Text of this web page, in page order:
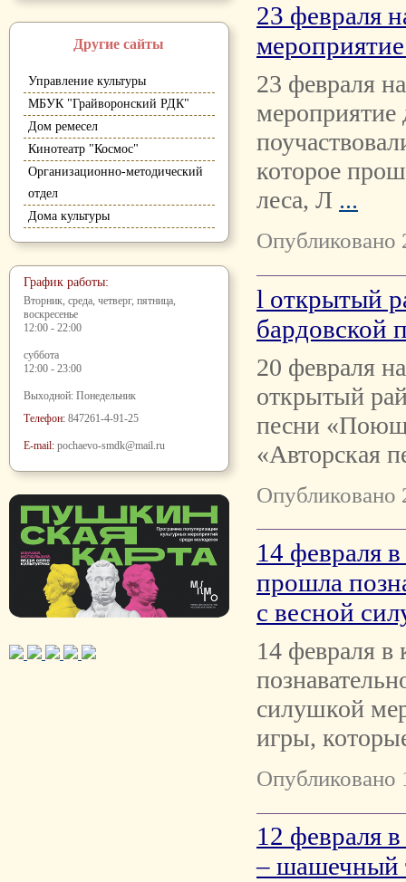
Другие сайты
Управление культуры
МБУК "Грайворонский РДК"
Дом ремесел
Кинотеатр "Космос"
Организационно-методический
отдел
Дома культуры
График работы:
Вторник, среда, четверг, пятница,
воскресенье
12:00 - 22:00
суббота
12:00 - 23:00
Выходной: Понедельник
Телефон: 847261-4-91-25
E-mail: pochaevo-smdk@mail.ru
23 февраля
23 февраля
мероприятие
которое
леса, Л ...
Опубликовано
l открытый
бардовской
20 февраля
открытый
песни
«Авторская
Опубликовано
14 февраля
прошла
с весной
14 февраля
силушкой
игры,
Опубликовано
12 февраля
– шашечный